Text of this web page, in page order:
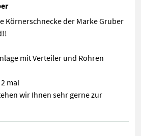
Körnerschnecke der Marke Gruber
mit Verteiler und Rohren
mal
wir Ihnen sehr gerne zur
Körnerschnecke der Marke Gruber in